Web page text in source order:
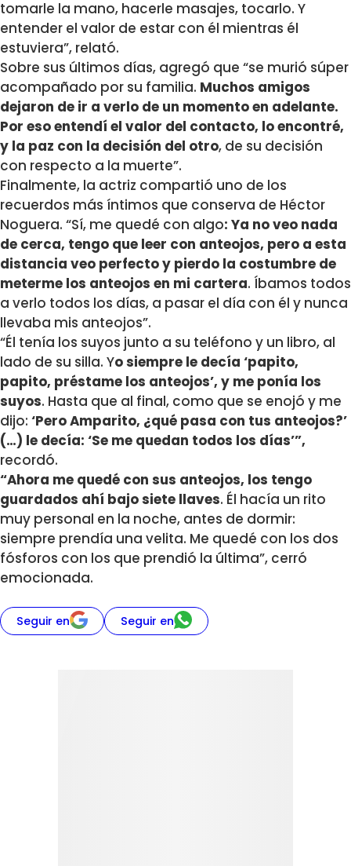
tomarle la mano, hacerle masajes, tocarlo. Y
entender el valor de estar con él mientras él
estuviera”, relató.
Sobre sus últimos días, agregó que “se murió súper
acompañado por su familia. Muchos amigos
dejaron de ir a verlo de un momento en adelante.
Por eso entendí el valor del contacto, lo encontré,
y la paz con la decisión del otro, de su decisión
con respecto a la muerte”.
Finalmente, la actriz compartió uno de los
recuerdos más íntimos que conserva de Héctor
Noguera. “Sí, me quedé con algo: Ya no veo nada
de cerca, tengo que leer con anteojos, pero a esta
distancia veo perfecto y pierdo la costumbre de
meterme los anteojos en mi cartera. Íbamos todos
a verlo todos los días, a pasar el día con él y nunca
llevaba mis anteojos”.
“Él tenía los suyos junto a su teléfono y un libro, al
lado de su silla. Yo siempre le decía ‘papito,
papito, préstame los anteojos’, y me ponía los
suyos. Hasta que al final, como que se enojó y me
dijo: ‘Pero Amparito, ¿qué pasa con tus anteojos?’
(…) le decía: ‘Se me quedan todos los días’”,
recordó.
“Ahora me quedé con sus anteojos, los tengo
guardados ahí bajo siete llaves. Él hacía un rito
muy personal en la noche, antes de dormir:
siempre prendía una velita. Me quedé con los dos
fósforos con los que prendió la última”, cerró
emocionada.
Seguir en Seguir en